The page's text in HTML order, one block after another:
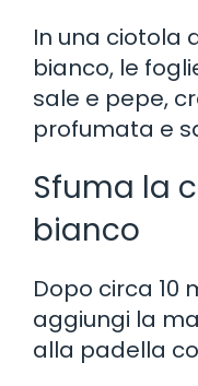
In una ciotola
bianco, le
sale e pepe,
profumata e
Sfuma la
bianco
Dopo circa 10
aggiungi la
alla padella